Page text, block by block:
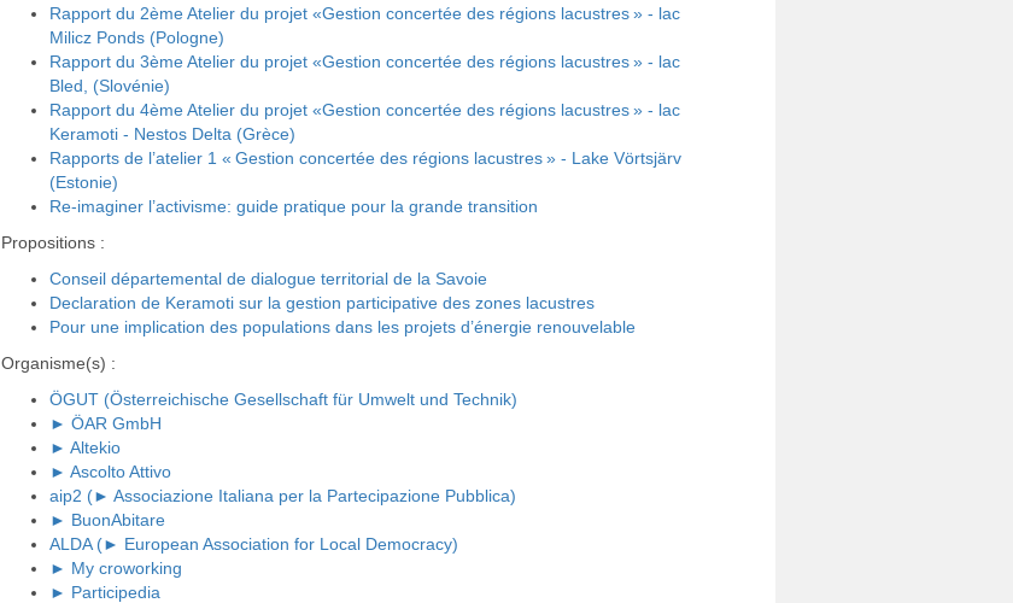
Rapport du 2ème Atelier du projet «Gestion concertée des régions lacustres » - lac
Milicz Ponds (Pologne)
Rapport du 3ème Atelier du projet «Gestion concertée des régions lacustres » - lac
Bled, (Slovénie)
Rapport du 4ème Atelier du projet «Gestion concertée des régions lacustres » - lac
Keramoti - Nestos Delta (Grèce)
Rapports de l’atelier 1 « Gestion concertée des régions lacustres » - Lake Vörtsjärv
(Estonie)
Re-imaginer l’activisme: guide pratique pour la grande transition
Propositions :
Conseil départemental de dialogue territorial de la Savoie
Declaration de Keramoti sur la gestion participative des zones lacustres
Pour une implication des populations dans les projets d’énergie renouvelable
Organisme(s) :
ÖGUT (Österreichische Gesellschaft für Umwelt und Technik)
► ÖAR GmbH
► Altekio
► Ascolto Attivo
aip2 (► Associazione Italiana per la Partecipazione Pubblica)
► BuonAbitare
ALDA (► European Association for Local Democracy)
► My croworking
► Participedia